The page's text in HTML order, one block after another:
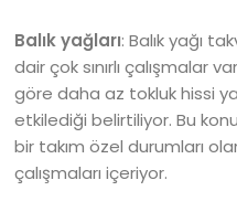
Balık yağları: Balık yağı
dair çok sınırlı çalışmalar
göre daha az tokluk hissi
etkilediği belirtiliyor. Bu
bir takım özel durumları
çalışmaları içeriyor.